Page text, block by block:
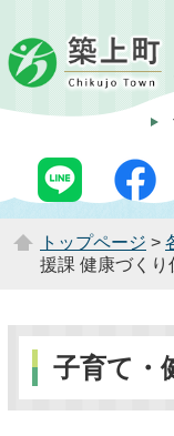
トップページ >
援課 健康づくり
子育て・